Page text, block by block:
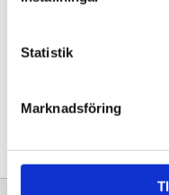
Statistik
Marknadsföring